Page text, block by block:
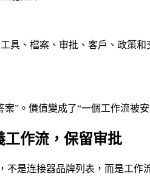
具、檔案、审批、客戶、政策
”。價值變成了“一個工作流被安
工作流，保留审批
不是连接器品牌列表，而是工作